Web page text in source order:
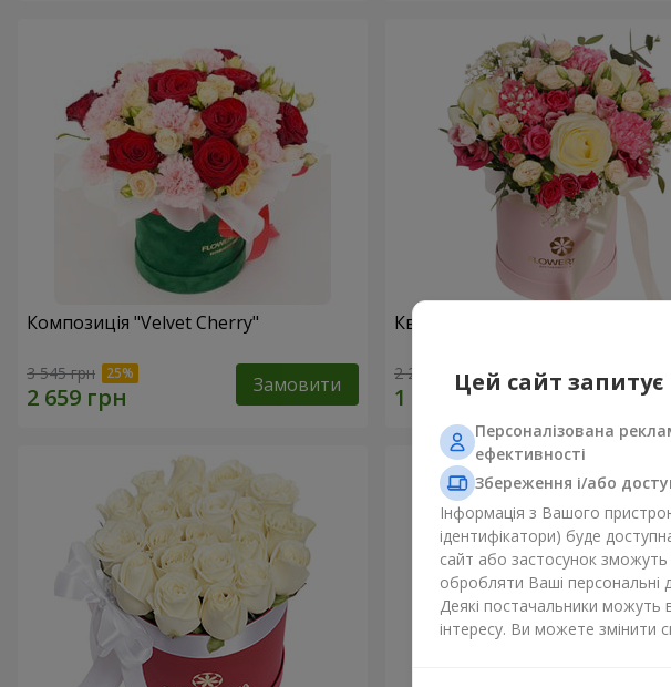
Композиція "Velvet Cherry"
3 545 грн Замовити
Квіти в коробці "Помпадур"
2 249 грнЦей сайт
Персоналізована
ефективності
Збереження і/або
Інформація з Вашого
ідентифікатори) буде
сайт або застосунок
обробляти Ваші персональні
Деякі постачальники можуть
інтересу. Ви можете змінити